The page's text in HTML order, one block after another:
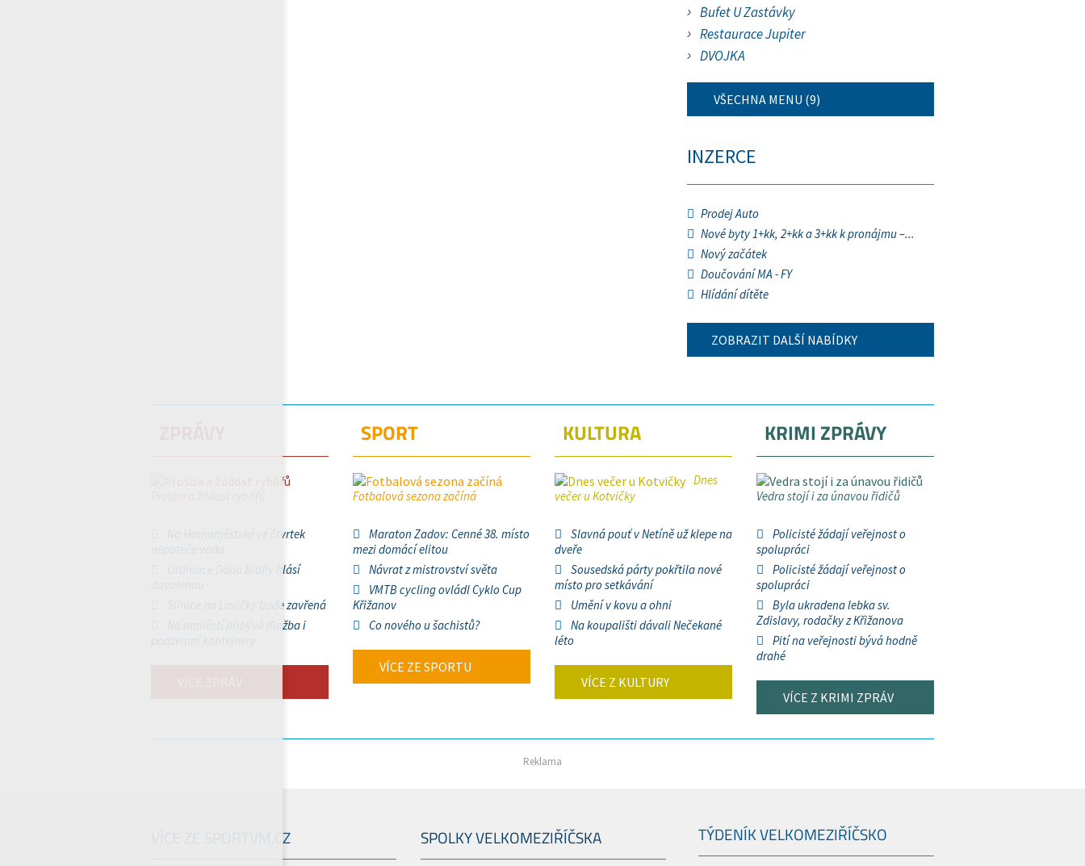
Bufet U Zastávky
Restaurace Jupiter
DVOJKA
VŠECHNA MENU (9)
INZERCE
Prodej Auto
Nové byty 1+kk, 2+kk a 3+kk k pronájmu –...
Nový začátek
Doučování MA - FY
Hlídání dítěte
ZOBRAZIT DALŠÍ NABÍDKY
Na Hornoměstské ve čtvrtek
Ordinace Dana Blahy hlásí
Silnice na Lavičky bude zavřená
Na náměstí přibývá dlažba i
SPORT
Fotbalová sezona začíná
Maraton Zadov: Cenné 38. místo
mezi domácí elitou
Návrat z mistrovství světa
VMTB cycling ovládl Cyklo Cup
Křižanov
Co nového u šachistů?
VÍCE ZE SPORTU
KULTURA
Dnes
večer u Kotvičky
Slavná pouť v Netíně už klepe na
dveře
Sousedská párty pokřtila nové
místo pro setkávání
Umění v kovu a ohni
Na koupališti dávali Nečekané
léto
VÍCE Z KULTURY
KRIMI ZPRÁVY
Vedra stojí i za únavou řidičů
Policisté žádají veřejnost o
spolupráci
Policisté žádají veřejnost o
spolupráci
Byla ukradena lebka sv.
Zdislavy, rodačky z Křižanova
Pití na veřejnosti bývá hodně
drahé
VÍCE Z KRIMI ZPRÁV
Reklama
VÍCE ZE SPORTVM.CZ SPOLKY VELKOMEZIŘÍČSKA TÝDENÍK VELKOMEZIŘÍČSKO